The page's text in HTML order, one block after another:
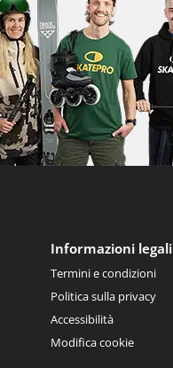
Informazioni legali
Termini e condizioni
Politica sulla privacy
Accessibilità
Modifica cookie